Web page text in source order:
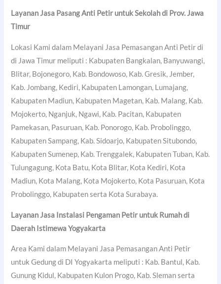
Layanan Jasa Pasang Anti Petir untuk Sekolah di Prov. Jawa
Timur
Lokasi Kami dalam Melayani Jasa Pemasangan Anti Petir di
di Jawa Timur meliputi : Kabupaten Bangkalan, Banyuwangi,
Blitar, Bojonegoro, Kab. Bondowoso, Kab. Gresik, Jember,
Kab. Jombang, Kediri, Kabupaten Lamongan, Lumajang,
Kabupaten Madiun, Kabupaten Magetan, Kab. Malang, Kab.
Mojokerto, Nganjuk, Ngawi, Kab. Pacitan, Kabupaten
Pamekasan, Pasuruan, Kab. Ponorogo, Kab. Probolinggo,
Kabupaten Sampang, Kab. Sidoarjo, Kabupaten Situbondo,
Kabupaten Sumenep, Kab. Trenggalek, Kabupaten Tuban, Kab.
Tulungagung, Kota Batu, Kota Blitar, Kota Kediri, Kota
Madiun, Kota Malang, Kota Mojokerto, Kota Pasuruan, Kota
Probolinggo, Kabupaten serta Kota Surabaya.
Layanan Jasa Instalasi Pengaman Petir untuk Rumah di
Daerah Istimewa Yogyakarta
Area Kami dalam Melayani Jasa Pemasangan Anti Petir
untuk Gedung di DI Yogyakarta meliputi : Kab. Bantul, Kab.
Gunung Kidul, Kabupaten Kulon Progo, Kab. Sleman serta